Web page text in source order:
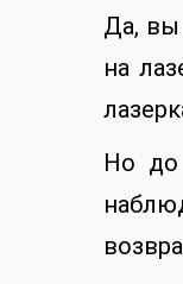
Да, вы
на
Но до